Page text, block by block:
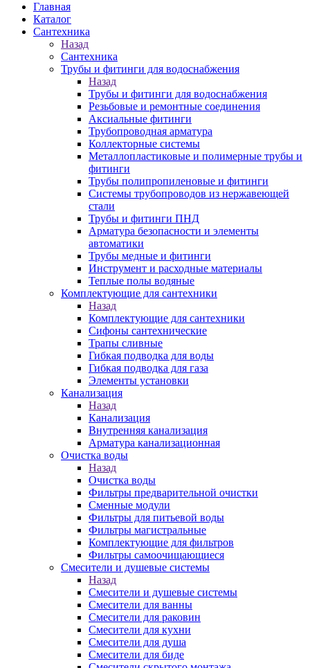
Главная
Каталог
Сантехника
Назад
Сантехника
Трубы и фитинги для водоснабжения
Назад
Трубы и фитинги для водоснабжения
Резьбовые и ремонтные соединения
Аксиальные фитинги
Трубопроводная арматура
Коллекторные системы
Металлопластиковые и полимерные трубы и
фитинги
Трубы полипропиленовые и фитинги
Системы трубопроводов из нержавеющей
стали
Трубы и фитинги ПНД
Арматура безопасности и элементы
автоматики
Трубы медные и фитинги
Инструмент и расходные материалы
Теплые полы водяные
Комплектующие для сантехники
Назад
Комплектующие для сантехники
Сифоны сантехнические
Трапы сливные
Гибкая подводка для воды
Гибкая подводка для газа
Элементы установки
Канализация
Назад
Канализация
Внутренняя канализация
Арматура канализационная
Очистка воды
Назад
Очистка воды
Фильтры предварительной очистки
Сменные модули
Фильтры для питьевой воды
Фильтры магистральные
Комплектующие для фильтров
Фильтры самоочищающиеся
Смесители и душевые системы
Назад
Смесители и душевые системы
Смесители для ванны
Смесители для раковин
Смесители для кухни
Смесители для душа
Смесители для биде